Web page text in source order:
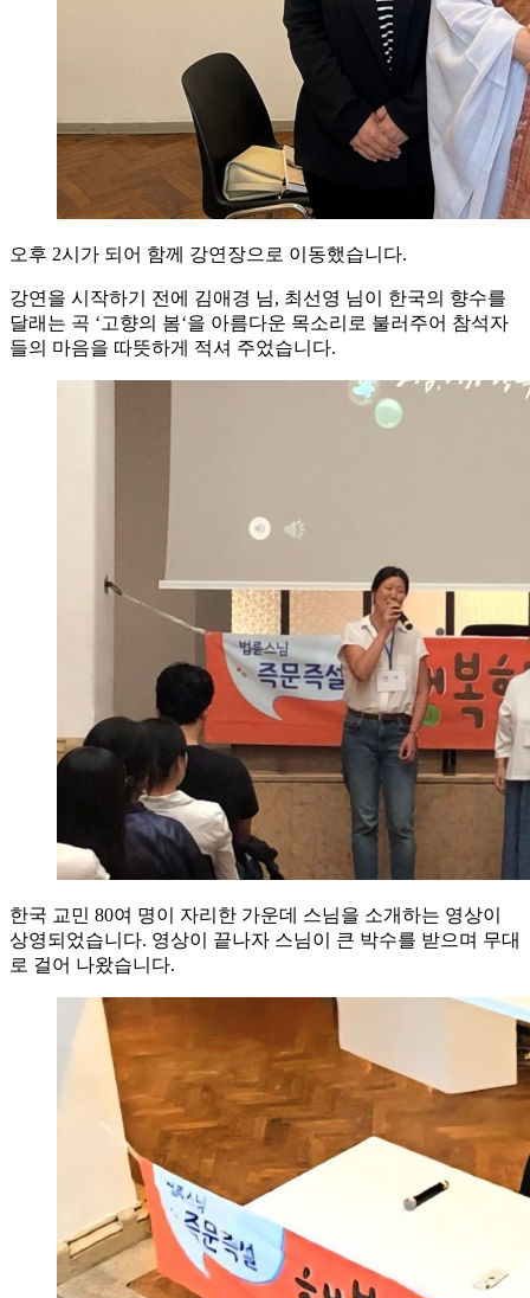
오후 2시가 되어 함께 강연장으로 이동했습니다.
강연을 시작하기 전에 김애경 님, 최선영 님이 한국의 향수를
달래는 곡 ‘고향의 봄‘을 아름다운 목소리로 불러주어 참석자
들의 마음을 따뜻하게 적셔 주었습니다.
한국 교민 80여 명이 자리한 가운데 스님을 소개하는 영상이
상영되었습니다. 영상이 끝나자 스님이 큰 박수를 받으며 무대
로 걸어 나왔습니다.